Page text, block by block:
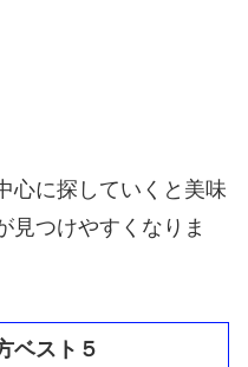
心に探していくと美味
見つけやすくなりま
ベスト５